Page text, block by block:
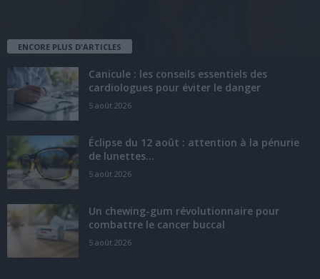
ENCORE PLUS D'ARTICLES
Canicule : les conseils essentiels des
cardiologues pour éviter le danger
5 août 2026
Éclipse du 12 août : attention à la pénurie
de lunettes...
5 août 2026
Un chewing-gum révolutionnaire pour
combattre le cancer buccal
5 août 2026